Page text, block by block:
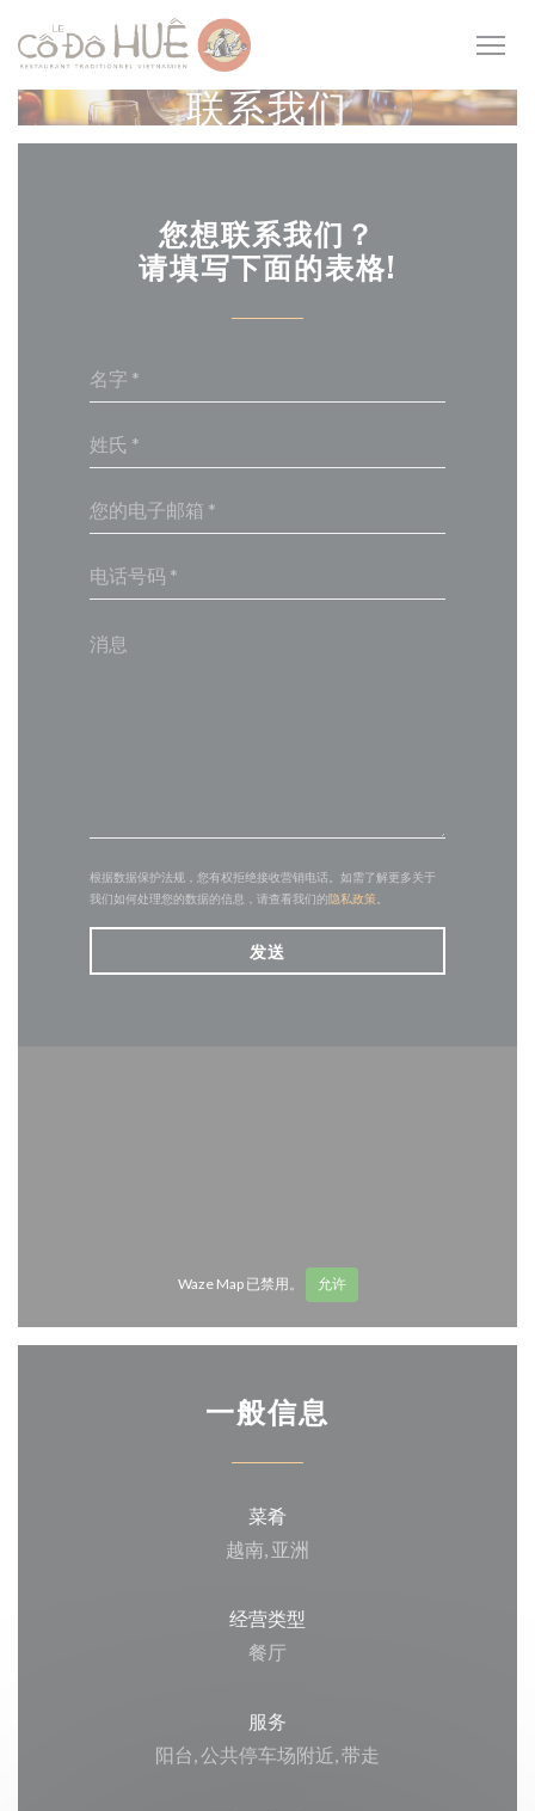
联系我们
您想联系我们？
请填写下面的表格!
根据数据保护法规，您有权拒绝接收营销电话。如需了解更多关于
我们如何处理您的数据的信息，请查看我们的隐私政策
Waze Map 已禁用。 允许
一般信息
菜肴
越南, 亚洲
经营类型
餐厅
服务
阳台, 公共停车场附近, 带走